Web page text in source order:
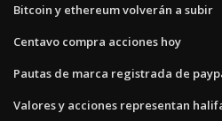
Bitcoin y ethereum volverán a subir
Centavo compra acciones hoy
Pautas de marca registrada de
Valores y acciones representan